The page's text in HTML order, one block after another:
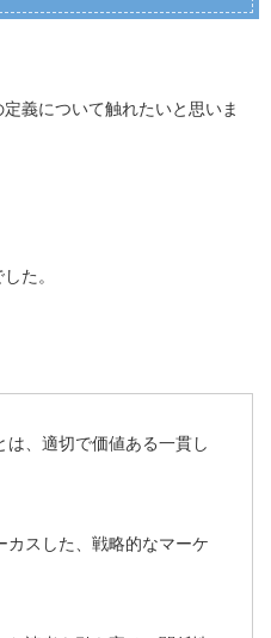
義について触れたいと思いま
た。
は、適切で価値ある一貫し
カスした、戦略的なマーケ